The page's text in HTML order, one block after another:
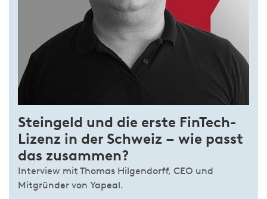
Steingeld und die erste FinTech-
Lizenz in der Schweiz – wie passt
das zusammen?
Interview mit Thomas Hilgendorff, CEO und
Mitgründer von Yapeal.